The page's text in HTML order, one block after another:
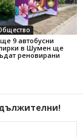
9 автобусни
в Шумен ще
реновирани